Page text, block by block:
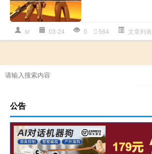
sr 03-24 0 564 文章列表
公告